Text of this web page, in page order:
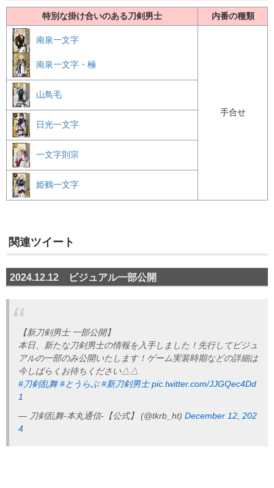
特別な掛け合いのある刀剣男士 内番の種類
南泉一文字
南泉一文字・極
手合せ
山鳥毛
日光一文字
一文字則宗
姫鶴一文字
関連ツイート
2024.12.12 ビジュアル一部公開
【新刀剣男士 一部公開】
本日、新たな刀剣男士の情報を入手しました！先行してビジュ
アルの一部のみ公開いたします！ゲーム実装時期などの詳細は
今しばらくお待ちください△△
#刀剣乱舞 #とうらぶ #新刀剣男士 pic.twitter.com/JJGQec4Dd
1
— 刀剣乱舞-本丸通信-【公式】 (@tkrb_ht) December 12, 202
4